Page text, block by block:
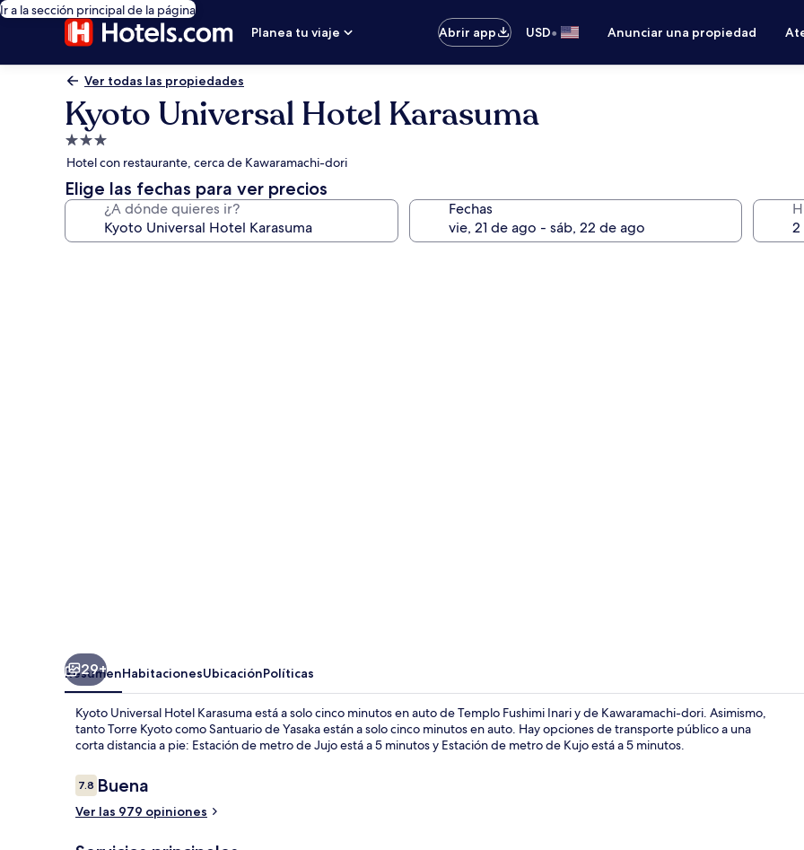
Ir a la sección principal de la página
Planea tu viaje
Abrir app USD• Anunciar una propiedad
Ver todas las propiedades
Kyoto Universal Hotel Karasuma
Propiedad
de
3.0
estrellas
Hotel con restaurante, cerca de Kawaramachi-dori
Elige las fechas para ver precios
¿A dónde quieres ir? Fechas
29+
ResumenHabitacionesUbicaciónPolíticas
Kyoto Universal Hotel Karasuma está a solo cinco minutos en auto de Templo Fushimi Inari y de Kawaramachi-dori. Asimismo,
tanto Torre Kyoto como Santuario de Yasaka están a solo cinco minutos en auto. Hay opciones de transporte público a una
corta distancia a pie: Estación de metro de Jujo está a 5 minutos y Estación de metro de Kujo está a 5 minutos.
Opiniones
7.87.8 de 10,
Buena
Ver las 979 opiniones